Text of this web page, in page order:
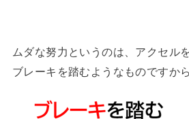
ムダな努力というのは、アクセル
ブレーキを踏むようなものですから